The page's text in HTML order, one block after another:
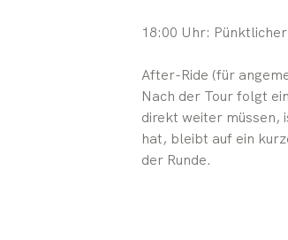
18:00 Uhr:
After-Ride (für
Nach der Tour folgt
direkt weiter müssen,
hat, bleibt auf ein
der Runde.